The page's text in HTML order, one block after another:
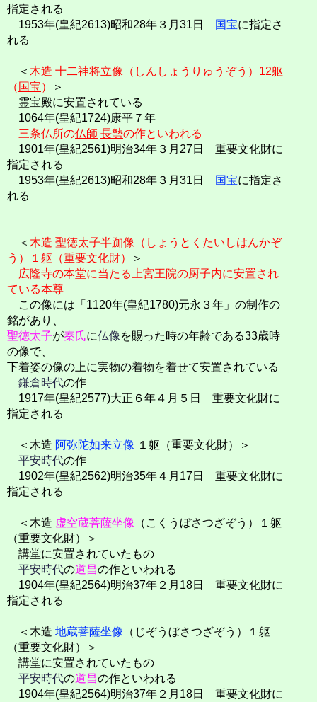
指定される
1953年(皇紀2613)昭和28年３月31日
国宝に指定さ
れる
＜ 木造 十二神将立像（しんしょうりゅうぞう）12躯
（ 国宝）
＞
霊宝殿に安置されている
1064年(皇紀1724)康平７年
三条仏所の仏師 長勢の作といわれる
1901年(皇紀2561)明治34年３月27日 重要文化財に
指定される
1953年(皇紀2613)昭和28年３月31日
国宝に指定さ
れる
＜ 木造 聖徳太子半跏像（しょうとくたいしはんかぞ
う）１躯（重要文化財）
＞
広隆寺の本堂に当たる上宮王院の厨子内に安置され
ている本尊
この像には「1120年(皇紀1780)元永３年」の制作の
銘があり、
聖徳太子が秦氏に仏像を賜った時の年齢である33歳時
の像で、
下着姿の像の上に実物の着物を着せて安置されている
鎌倉時代の作
1917年(皇紀2577)大正６年４月５日 重要文化財に
指定される
＜木造 阿弥陀如来立像 １躯（重要文化財）＞
平安時代の作
1902年(皇紀2562)明治35年４月17日 重要文化財に
指定される
＜木造 虚空蔵菩薩坐像 （こくうぼさつざぞう）１躯
（重要文化財）＞
講堂に安置されていたもの
平安時代の道昌の作といわれる
1904年(皇紀2564)明治37年２月18日 重要文化財に
指定される
＜木造 地蔵菩薩坐像 （じぞうぼさつざぞう）１躯
（重要文化財）＞
講堂に安置されていたもの
平安時代の道昌の作といわれる
1904年(皇紀2564)明治37年２月18日 重要文化財に